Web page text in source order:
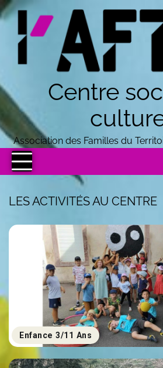
Centre
Association des Familles du
LES ACTIVITÉS AU CENTRE
Enfance 3/11 Ans